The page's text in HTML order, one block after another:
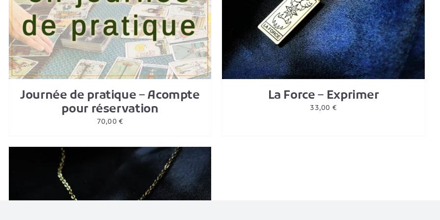
Journée de pratique – Acompte
pour réservation
70,00 €
La Force – Exprimer
33,00 €